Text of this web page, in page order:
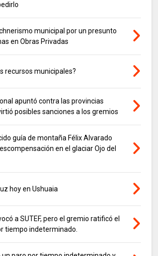
municipal por un presunto
en Obras Privadas
recursos municipales?
apuntó contra las provincias
posibles sanciones a los gremios
guía de montaña Félix Alvarado
en el glaciar Ojo del
hoy en Ushuaia
a SUTEF, pero el gremio ratificó el
tiempo indeterminado.